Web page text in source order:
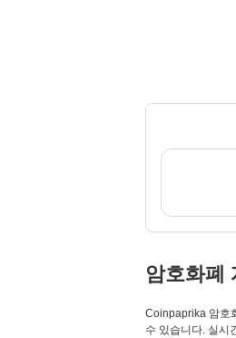
암호화폐
Coinpaprika 암호
수 있습니다. 실시